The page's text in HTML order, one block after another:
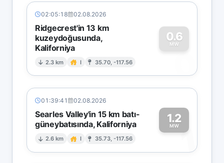
02:05:18 02.08.2026
Ridgecrest'in 13 km
kuzeydoğusunda,
Kaliforniya
2.3 km I 35.70, -117.56
0.6
MW
0
01:39:41 02.08.2026
Searles Valley'in 15 km batı-
güneybatısında, Kaliforniya
2.6 km I 35.73, -117.56
1.2
MW1